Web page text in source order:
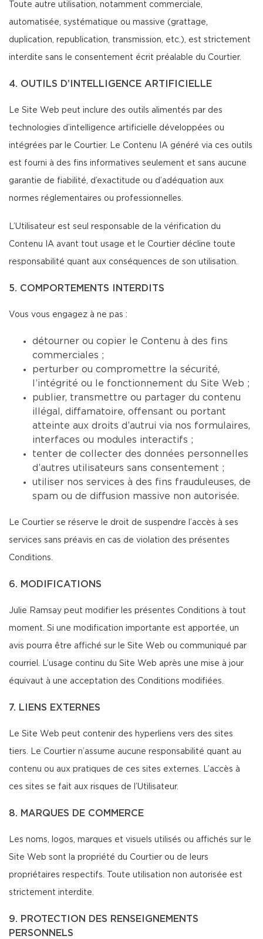
Toute autre utilisation, notamment commerciale,
automatisée, systématique ou massive (grattage,
duplication, republication, transmission, etc.), est strictement
interdite sans le consentement écrit préalable du Courtier.
4. OUTILS D’INTELLIGENCE ARTIFICIELLE
Le Site Web peut inclure des outils alimentés par des
technologies d’intelligence artificielle développées ou
intégrées par le Courtier. Le Contenu IA généré via ces outils
est fourni à des fins informatives seulement et sans aucune
garantie de fiabilité, d’exactitude ou d’adéquation aux
normes réglementaires ou professionnelles.
L’Utilisateur est seul responsable de la vérification du
Contenu IA avant tout usage et le Courtier décline toute
responsabilité quant aux conséquences de son utilisation.
5. COMPORTEMENTS INTERDITS
Vous vous engagez à ne pas :
détourner ou copier le Contenu à des fins
commerciales ;
perturber ou compromettre la sécurité,
l’intégrité ou le fonctionnement du Site Web ;
publier, transmettre ou partager du contenu
illégal, diffamatoire, offensant ou portant
atteinte aux droits d’autrui via nos formulaires,
interfaces ou modules interactifs ;
tenter de collecter des données personnelles
d’autres utilisateurs sans consentement ;
utiliser nos services à des fins frauduleuses, de
spam ou de diffusion massive non autorisée.
Le Courtier se réserve le droit de suspendre l’accès à ses
services sans préavis en cas de violation des présentes
Conditions.
6. MODIFICATIONS
Julie Ramsay peut modifier les présentes Conditions à tout
moment. Si une modification importante est apportée, un
avis pourra être affiché sur le Site Web ou communiqué par
courriel. L’usage continu du Site Web après une mise à jour
équivaut à une acceptation des Conditions modifiées.
7. LIENS EXTERNES
Le Site Web peut contenir des hyperliens vers des sites
tiers. Le Courtier n’assume aucune responsabilité quant au
contenu ou aux pratiques de ces sites externes. L’accès à
ces sites se fait aux risques de l’Utilisateur.
8. MARQUES DE COMMERCE
Les noms, logos, marques et visuels utilisés ou affichés sur le
Site Web sont la propriété du Courtier ou de leurs
propriétaires respectifs. Toute utilisation non autorisée est
strictement interdite.
9. PROTECTION DES RENSEIGNEMENTS
PERSONNELS